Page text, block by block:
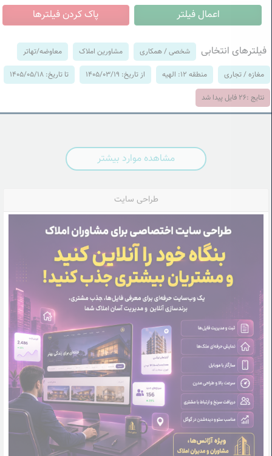
فیلترهای انتخابی شخصی / همکاری مشاورین املاک معاوضه/تهاتر
مغازه / تجاری منطقه 12: الهیه از تاریخ: 1405/03/19 تا تاریخ: 1405/05/18
نتایج :26 فایل پیدا شد
مشاهده موارد بیشتر
طراحی سایت